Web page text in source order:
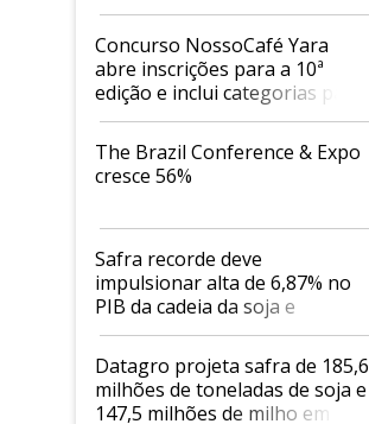
Concurso NossoCafé Yara
abre inscrições para a 10ª
edição e inclui categorias para
cafés Canephora
The Brazil Conference & Expo
cresce 56%
Safra recorde deve
impulsionar alta de 6,87% no
PIB da cadeia da soja e
biodiesel em 2026
Datagro projeta safra de 185,6
milhões de toneladas de soja e
147,5 milhões de milho em